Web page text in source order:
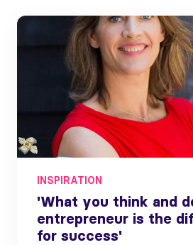
INSPIRATION
'What you think and
entrepreneur is the
for success'